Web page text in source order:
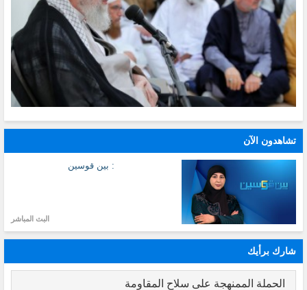
تشاهدون الآن
: بين قوسين
البث المباشر
شارك برأيك
الحملة الممنهجة على سلاح المقاومة